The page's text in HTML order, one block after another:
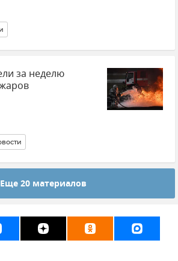
за неделю
Еще 20 материалов